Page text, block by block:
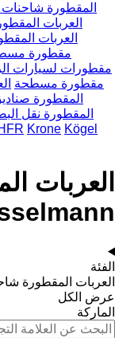
المقطورة شاحنات
العربات
العربات
مقطورة
مقطورات لسيارات
مقطورة مسطحة
المقطورة
المقطورة نقل
Krone Kögel
العربات
الفئة
العربات المقطورة
عرض الكل
الماركة